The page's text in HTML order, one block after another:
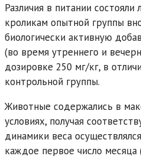
Различия в питании
кроликам опытной группы
биологически активную
(во время утреннего и
дозировке 250 мг/кг, в
контрольной группы.
Животные содержались в
условиях, получая
динамики веса
каждое первое число месяца